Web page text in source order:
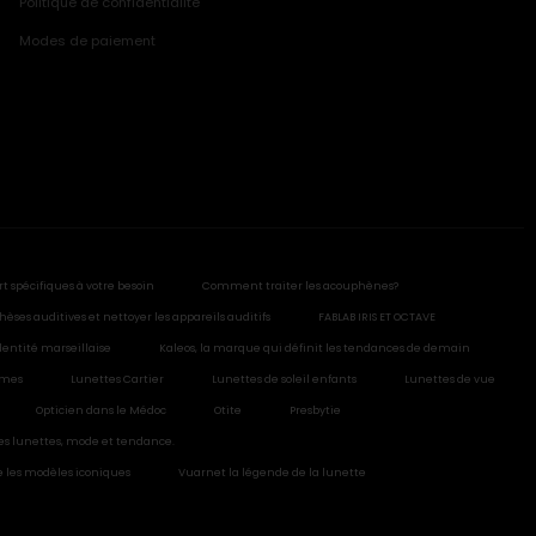
Modes de paiement
spécifiques à votre besoin Comment traiter les acouphènes?
auditives et nettoyer les appareils auditifs FABLAB IRIS ET OCTAVE
marseillaise Kaleos, la marque qui définit les tendances de demain
Lunettes Cartier Lunettes de soleil enfants Lunettes de vue
Opticien dans le Médoc Otite Presbytie
lunettes, mode et tendance.
modèles iconiques Vuarnet la légende de la lunette